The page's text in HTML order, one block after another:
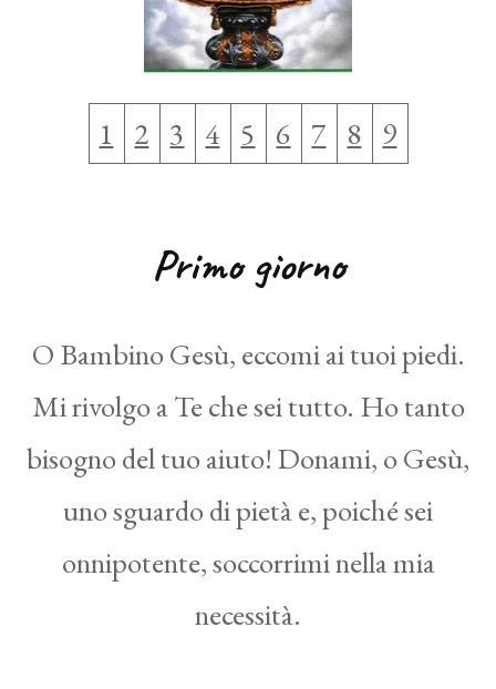
1 2 3 4 5 6 7 8 9
Primo giorno
O Bambino Gesù, eccomi ai tuoi piedi.
Mi rivolgo a Te che sei tutto. Ho tanto
bisogno del tuo aiuto! Donami, o Gesù,
uno sguardo di pietà e, poiché sei
onnipotente, soccorrimi nella mia
necessità.